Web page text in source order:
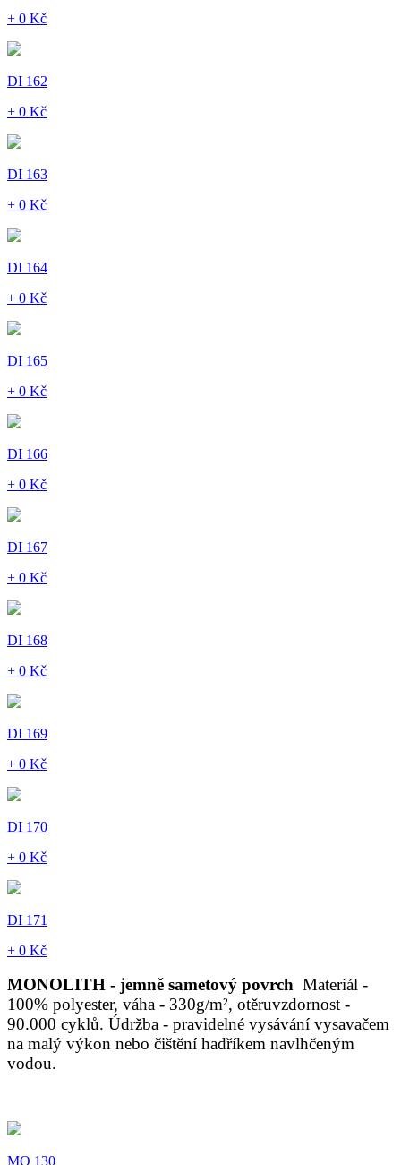
+ 0 Kč
DI 162
+ 0 Kč
DI 163
+ 0 Kč
DI 164
+ 0 Kč
DI 165
+ 0 Kč
DI 166
+ 0 Kč
DI 167
+ 0 Kč
DI 168
+ 0 Kč
DI 169
+ 0 Kč
DI 170
+ 0 Kč
DI 171
+ 0 Kč
MONOLITH - jemně sametový povrch Materiál -
100% polyester, váha - 330g/m², otěruvzdornost -
90.000 cyklů. Údržba - pravidelné vysávání vysavačem
na malý výkon nebo čištění hadříkem navlhčeným
vodou.
MO 130